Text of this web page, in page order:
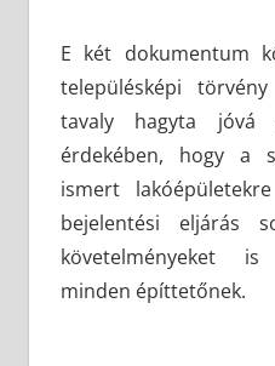
E két dokumentum
településképi
tavaly hagyta jóvá
érdekében, hogy a
ismert
bejelentési eljárás
követelményeket
minden építtetőnek.